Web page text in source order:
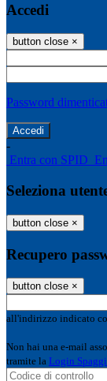
Accedi
button close ×
Password
-
Entra con SPID
Seleziona
button close ×
Recupero
button close ×
all'indirizzo indicato
Non hai una e-mail
tramite la Login